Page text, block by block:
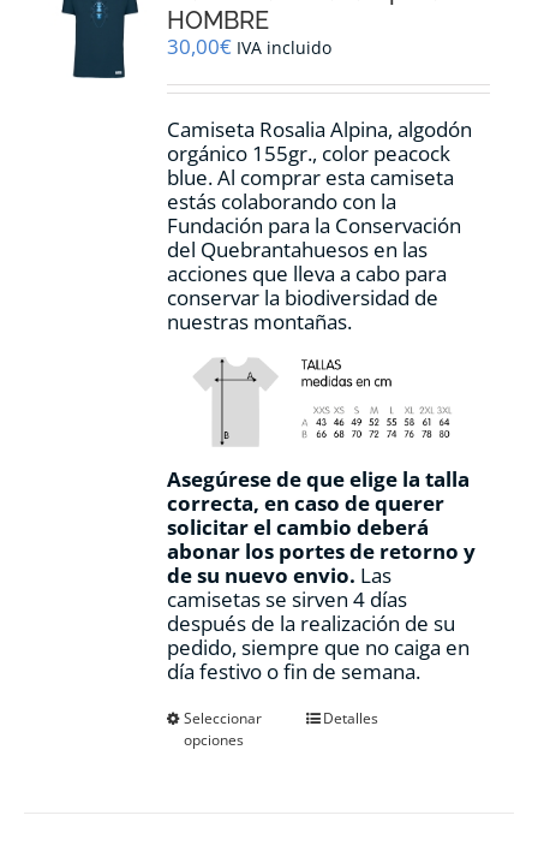
elegir
en
la
de
producto
HOMBRE
30,00€ IVA incluido
Camiseta Rosalia Alpina, algodón
orgánico 155gr., color peacock
blue. Al comprar esta camiseta
estás colaborando con la
Fundación para la Conservación
del Quebrantahuesos en las
acciones que lleva a cabo para
conservar la biodiversidad de
nuestras montañas.
Asegúrese de que elige la talla
correcta, en caso de querer
solicitar el cambio deberá
abonar los portes de retorno y
de su nuevo envio. Las
camisetas se sirven 4 días
después de la realización de su
pedido, siempre que no caiga en
día festivo o fin de semana.
Seleccionar
opciones
EsteDetalles